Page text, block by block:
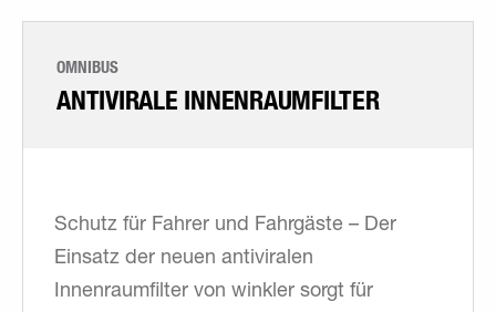
OMNIBUS
ANTIVIRALE INNENRAUMFILTER
Schutz für Fahrer und Fahrgäste – Der
Einsatz der neuen antiviralen
Innenraumfilter von winkler sorgt für